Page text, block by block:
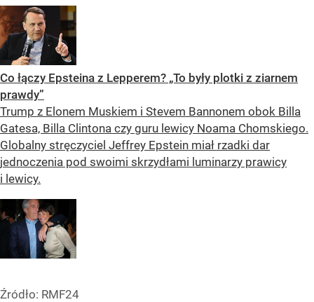
Co łączy Epsteina z Lepperem? „To były plotki z ziarnem
prawdy”
Trump z Elonem Muskiem i Stevem Bannonem obok Billa
Gatesa, Billa Clintona czy guru lewicy Noama Chomskiego.
Globalny stręczyciel Jeffrey Epstein miał rzadki dar
jednoczenia pod swoimi skrzydłami luminarzy prawicy
i lewicy.
Źródło: RMF24